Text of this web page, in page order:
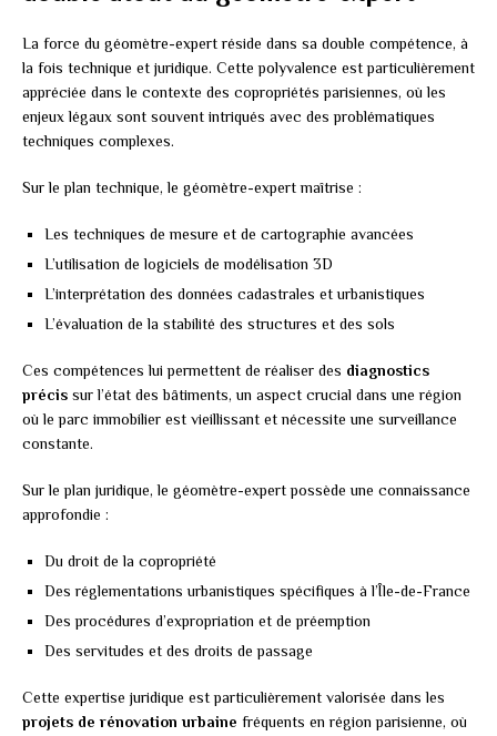
La force du géomètre-expert réside dans sa double compétence, à
la fois technique et juridique. Cette polyvalence est particulièrement
appréciée dans le contexte des copropriétés parisiennes, où les
enjeux légaux sont souvent intriqués avec des problématiques
techniques complexes.
Sur le plan technique, le géomètre-expert maîtrise :
Les techniques de mesure et de cartographie avancées
L’utilisation de logiciels de modélisation 3D
L’interprétation des données cadastrales et urbanistiques
L’évaluation de la stabilité des structures et des sols
Ces compétences lui permettent de réaliser des diagnostics
précis sur l’état des bâtiments, un aspect crucial dans une région
où le parc immobilier est vieillissant et nécessite une surveillance
constante.
Sur le plan juridique, le géomètre-expert possède une connaissance
approfondie :
Du droit de la copropriété
Des réglementations urbanistiques spécifiques à l’Île-de-France
Des procédures d’expropriation et de préemption
Des servitudes et des droits de passage
Cette expertise juridique est particulièrement valorisée dans les
projets de rénovation urbaine fréquents en région parisienne, où